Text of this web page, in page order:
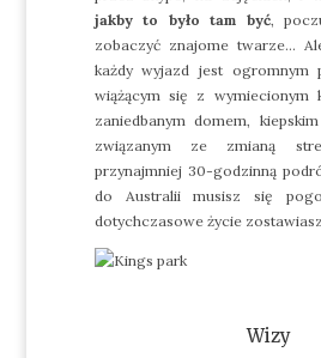
jakby to było tam być,
zobaczyć znajome twarze…
każdy wyjazd jest ogromnym
wiążącym się z wymiecionym
zaniedbanym domem,
związanym ze zmianą
przynajmniej 30-godzinną
do Australii musisz się
dotychczasowe życie
Wizy